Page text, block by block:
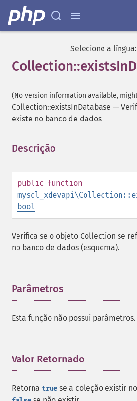
Selecione a língua:
(No version information available,
Collection::existsInDatabase —
existe no banco de dados
Descrição
public function
bool
Verifica se o objeto Collection se
no banco de dados (esquema).
Parâmetros
Esta função não possui parâmetros.
Valor Retornado
Retorna true se a coleção existir